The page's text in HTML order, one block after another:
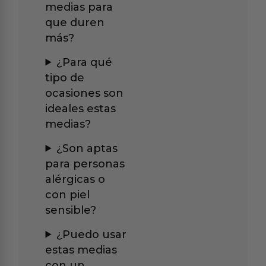
medias para
que duren
más?
¿Para qué
tipo de
ocasiones son
ideales estas
medias?
¿Son aptas
para personas
alérgicas o
con piel
sensible?
¿Puedo usar
estas medias